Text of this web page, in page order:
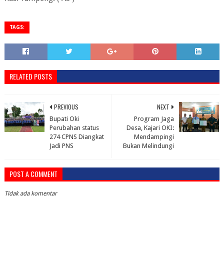
TAGS:
RELATED POSTS
NEXT
Program Jaga
Desa, Kajari OKI:
Mendampingi
Bukan Melindungi
PREVIOUS
Bupati Oki
Perubahan status
274 CPNS Diangkat
Jadi PNS
POST A COMMENT
Tidak ada komentar